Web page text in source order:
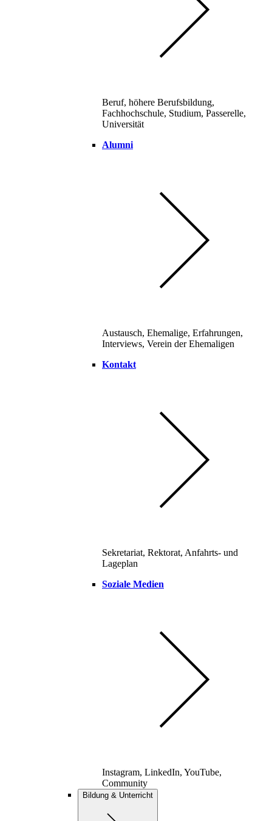
Beruf, höhere Berufsbildung,
Fachhochschule, Studium, Passerelle,
Universität
Alumni
Austausch, Ehemalige, Erfahrungen,
Interviews, Verein der Ehemaligen
Kontakt
Sekretariat, Rektorat, Anfahrts- und
Lageplan
Soziale Medien
Instagram, LinkedIn, YouTube,
Community
Bildung & Unterricht